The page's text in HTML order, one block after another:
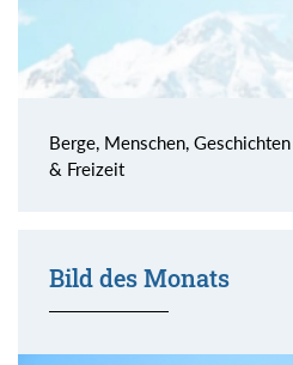
Berge, Menschen,
& Freizeit
Bild des Monats